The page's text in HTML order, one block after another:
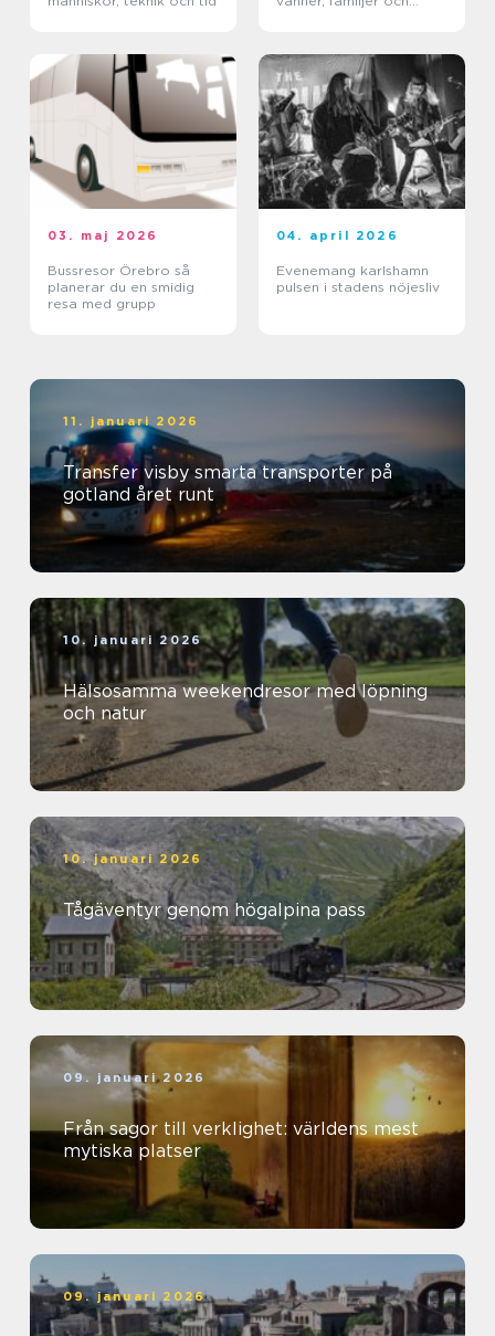
03. maj 2026
Bussresor Örebro så
planerar du en smidig
resa med grupp
04. april 2026
Evenemang karlshamn
pulsen i stadens nöjesliv
11. januari 2026
Transfer visby smarta transporter på
gotland året runt
10. januari 2026
Hälsosamma weekendresor med löpning
och natur
10. januari 2026
Tågäventyr genom högalpina pass
09. januari 2026
Från sagor till verklighet: världens mest
mytiska platser
09. januari 2026